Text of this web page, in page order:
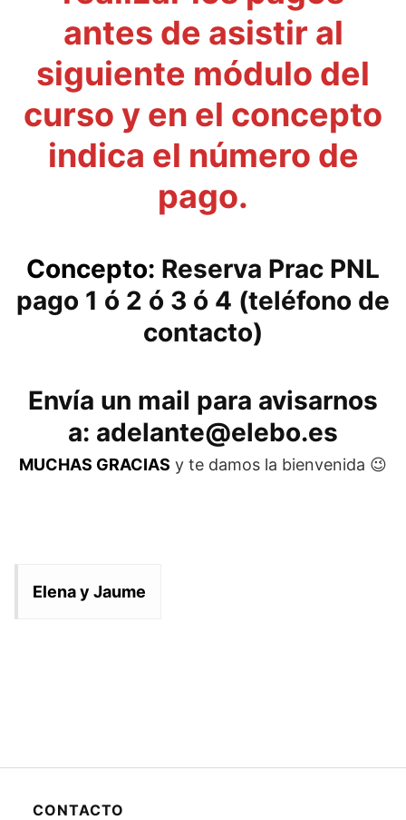
antes de asistir al
siguiente módulo del
curso y en el concepto
indica el número de
pago.
Concepto: Reserva Prac PNL
pago 1 ó 2 ó 3 ó 4 (teléfono de
contacto)
Envía un mail para avisarnos
a: adelante@elebo.es
MUCHAS GRACIAS y te damos la bienvenida 😉
Elena y Jaume
CONTACTO